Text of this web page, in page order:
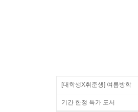
[대학생X취준생] 여름방학
기간 한정 특가 도서